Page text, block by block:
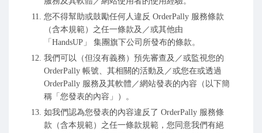
您不得幫助或鼓勵任何人違反 OrderPally 服務條款
（含本規範）之任一條款及／或其他由
「HandsUP」 集團旗下公司所發布的條款。
我們可以（但沒有義務）預先審查及／或監視您的
OrderPally 帳號、其相關的活動及／或您在或透過
OrderPally 服務及其軟體／網站發表的內容（以下簡
稱「您發表的內容」）。
如我們認為您發表的內容違反了 OrderPally 服務條
款（含本規範）之任一條款規範，您同意我們有絕